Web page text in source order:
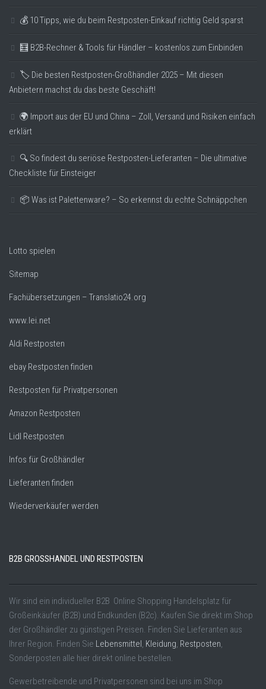
💰 10 Tipps, wie du beim Restposten-Einkauf richtig Geld sparst
🧮 B2B-Rechner & Tools für Händler – kostenlos zum Einbinden
🏷️ Die besten Restposten-Großhändler 2025 – Mit diesen
Anbietern machst du das beste Geschäft!
🌍 Import aus der EU und China – Zoll, Versand und Risiken einfach
erklärt
🔍 So findest du seriöse Restposten-Lieferanten – Die ultimative
Checkliste für Einsteiger
📦 Was ist Palettenware? – So erkennst du echte Schnäppchen
Lotto spielen
Sitemap
Fachübersetzungen – Translatio24.org
www.lei.net
Aldi Restposten
ebay Restposten finden
Restposten für Privatpersonen
Amazon Restposten
Lidl Restposten
Infos für Großhändler
Lieferanten finden
Wiederverkäufer werden
B2B GROSSHANDEL UND RESTPOSTEN
Wir sind ein individueller B2B Online Shopping Handelsplatz für
Großeinkäufer (B2B) und Endkunden (B2c). Kaufen Sie direkt im Shop
der Großhändler zu günstigen Preisen. Finden Sie Lieferanten aus
Ihrer Region. Finden Sie Lebensmittel, Kleidung, Restposten,
Sonderposten alle hier direkt online bestellen.
Gewerbetreibende und Privatpersonen sind bei uns im Shop